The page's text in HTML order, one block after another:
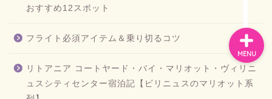
おすすめ12スポット
フライト必須アイテム＆乗り切るコツ
リトアニア コートヤード・バイ・マリオット・ヴィリニ
ュスシティセンター宿泊記【ビリニュスのマリオット系
MENU